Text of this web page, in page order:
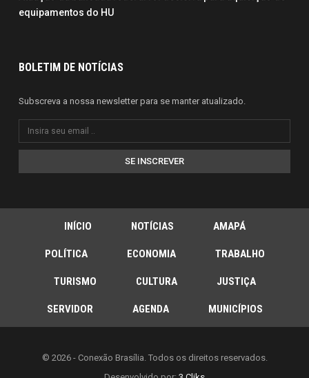
equipamentos do HU
BOLETIM DE NOTÍCIAS
Subscreva a nossa newsletter para se manter atualizado.
SE INSCREVER
INÍCIO NOTÍCIAS AMAPÁ
POLÍTICA ECONOMIA TRABALHO
TURISMO CULTURA JUSTIÇA
SERVIDOR AGENDA MUNICÍPIOS
© 2026 - Conexão Brasília. Todos os direitos reservados.